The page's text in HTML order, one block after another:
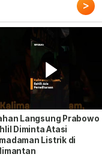
>
Langsung Prabowo
Diminta Atasi
Listrik di